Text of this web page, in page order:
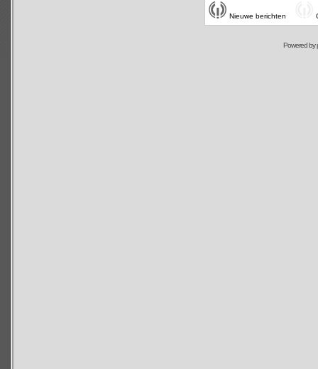
Nieuwe berichten
Powered by